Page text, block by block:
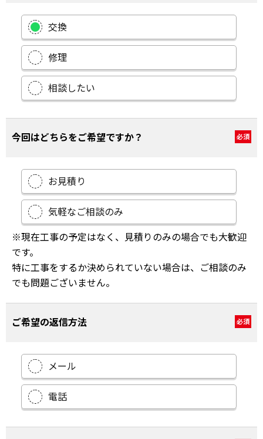
交換
修理
相談したい
今回はどちらをご希望ですか？ 必須
お見積り
気軽なご相談のみ
※現在工事の予定はなく、見積りのみの場合でも大歓迎
です。
特に工事をするか決められていない場合は、ご相談のみ
でも問題ございません。
ご希望の返信方法 必須
メール
電話